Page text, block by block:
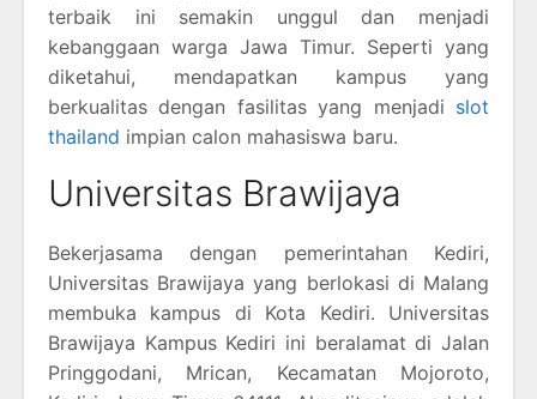
terbaik ini semakin unggul dan menjadi
kebanggaan warga Jawa Timur. Seperti yang
diketahui, mendapatkan kampus yang
berkualitas dengan fasilitas yang menjadi slot
thailand impian calon mahasiswa baru.
Universitas Brawijaya
Bekerjasama dengan pemerintahan Kediri,
Universitas Brawijaya yang berlokasi di Malang
membuka kampus di Kota Kediri. Universitas
Brawijaya Kampus Kediri ini beralamat di Jalan
Pringgodani, Mrican, Kecamatan Mojoroto,